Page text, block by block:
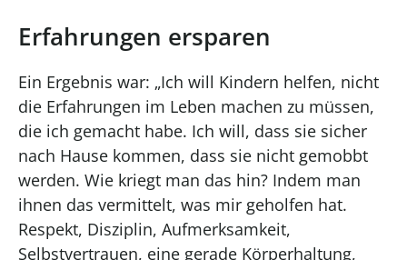
Erfahrungen ersparen
Ein Ergebnis war: „Ich will Kindern helfen, nicht
die Erfahrungen im Leben machen zu müssen,
die ich gemacht habe. Ich will, dass sie sicher
nach Hause kommen, dass sie nicht gemobbt
werden. Wie kriegt man das hin? Indem man
ihnen das vermittelt, was mir geholfen hat.
Respekt, Disziplin, Aufmerksamkeit,
Selbstvertrauen, eine gerade Körperhaltung,